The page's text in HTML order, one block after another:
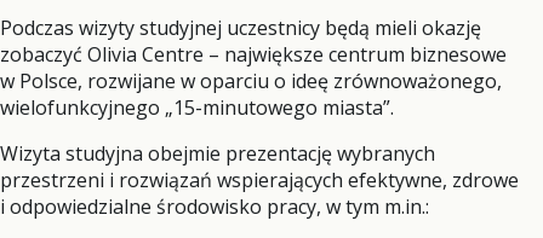
Podczas wizyty studyjnej uczestnicy będą mieli okazję
zobaczyć Olivia Centre – największe centrum biznesowe
w Polsce, rozwijane w oparciu o ideę zrównoważonego,
wielofunkcyjnego „15-minutowego miasta”.
Wizyta studyjna obejmie prezentację wybranych
przestrzeni i rozwiązań wspierających efektywne, zdrowe
i odpowiedzialne środowisko pracy, w tym m.in.: